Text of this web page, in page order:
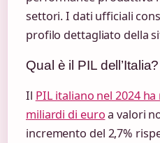
settori. I dati ufficiali
profilo dettagliato della
Qual è il PIL dell’Italia?
Il PIL italiano nel 2024
miliardi di euroa valori
incremento del 2,7%